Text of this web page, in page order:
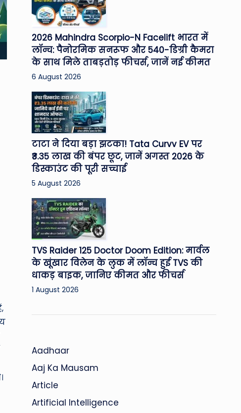
2026 Mahindra Scorpio-N Facelift भारत में
लॉन्च: पैनोरमिक सनरूफ और 540-डिग्री कैमरा
के साथ मिले ताबड़तोड़ फीचर्स, जानें नई कीमत
6 August 2026
टाटा ने दिया बड़ा झटका! Tata Curvv EV पर
₹3.35 लाख की बंपर छूट, जानें अगस्त 2026 के
डिस्काउंट की पूरी सच्चाई
5 August 2026
TVS Raider 125 Doctor Doom Edition: मार्वल
के खूंखार विलेन के लुक में लॉन्च हुई TVS की
धाकड़ बाइक, जानिए कीमत और फीचर्स
1 August 2026
Aadhaar
Aaj Ka Mausam
Article
Artificial Intelligence